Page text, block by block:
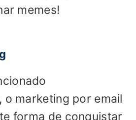
memes!
o marketing por email
forma de conquistar